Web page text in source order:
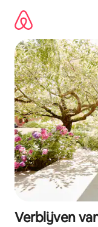
direct
naar
inhoud
Verblijven